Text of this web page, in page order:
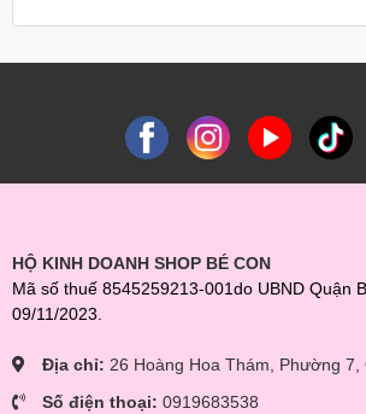
HỘ KINH DOANH SHOP BÉ CON
Mã số thuế 8545259213-001do UBND Quận
09/11/2023.
Địa chỉ: 26 Hoàng Hoa Thám, Phường 7,
Số điện thoại: 0919683538